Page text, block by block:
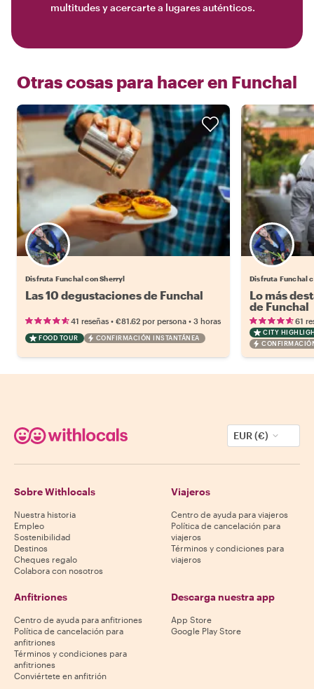
multitudes y acercarte a lugares auténticos.
Otras cosas para hacer en Funchal
Disfruta Funchal con Sherryl
Las 10 degustaciones de Funchal
41 reseñas • €81.62 por persona • 3 horas
FOOD TOUR CONFIRMACIÓN INSTANTÁNEA
Disfruta Funchal
Lo más
de Funchal
61
CITY
EUR (€)
Sobre Withlocals
Nuestra historia
Empleo
Sostenibilidad
Destinos
Cheques regalo
Colabora con nosotros
Viajeros
Centro de ayuda para viajeros
Política de cancelación para
viajeros
Términos y condiciones para
viajeros
Anfitriones
Centro de ayuda para anfitriones
Política de cancelación para
anfitriones
Términos y condiciones para
anfitriones
Conviértete en anfitrión
Descarga nuestra app
App Store
Google Play Store